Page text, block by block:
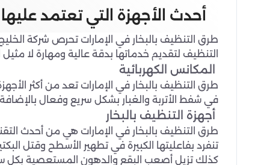
أحدث الأجهزة التي تعتمد
طرق التنظيف بالبخار في الإمارات تحرص شركة
التنظيف لتقديم خدماتها بدقة عالية ومهارة لا
المكانس الكهربائية
طرق التنظيف بالبخار في الإمارات تعد من أكثر
في شفط الأتربة والغبار بشكل سريع وفعال
أجهزة التنظيف بالبخار
طرق التنظيف بالبخار في الإمارات هي من أحدث
تنفرد بفاعليتها الكبيرة في تطهير الأسطح وقتل
كذلك تزيل أصعب البقع والدهون المستعصية بكل